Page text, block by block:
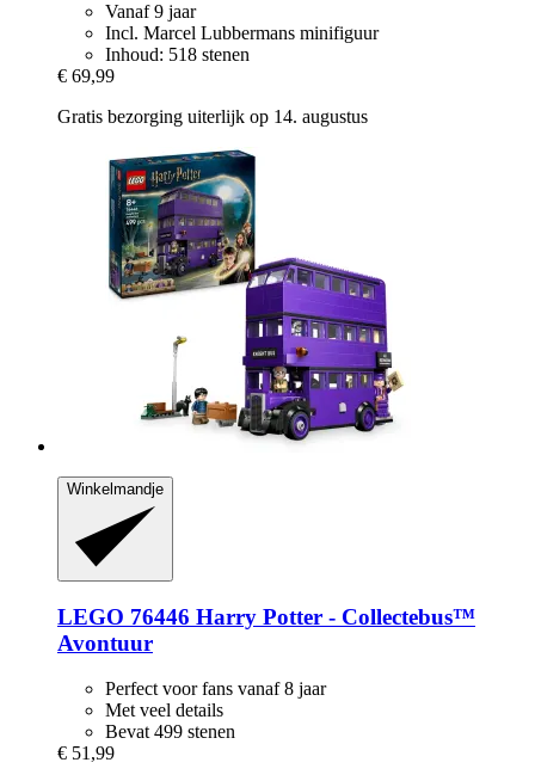
Vanaf 9 jaar
Incl. Marcel Lubbermans minifiguur
Inhoud: 518 stenen
€ 69,99
Gratis bezorging uiterlijk op 14. augustus
Winkelmandje
LEGO 76446 Harry Potter -​ Collectebus™
Avontuur
Perfect voor fans vanaf 8 jaar
Met veel details
Bevat 499 stenen
€ 51,99